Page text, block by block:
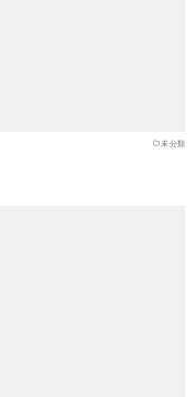
未分類